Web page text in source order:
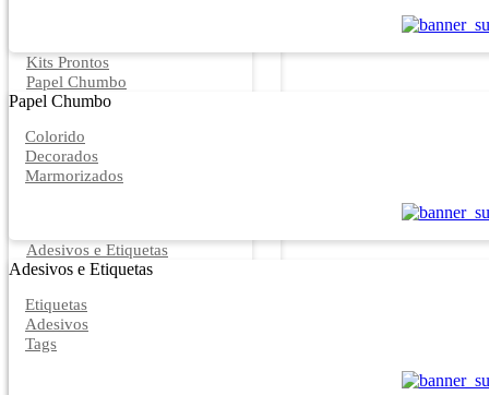
Kits Prontos
Papel Chumbo
Papel Chumbo
Colorido
Decorados
Marmorizados
Adesivos e Etiquetas
Adesivos e Etiquetas
Etiquetas
Adesivos
Tags